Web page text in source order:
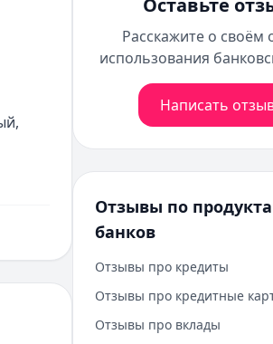
Оставьте
Расскажите о своём
использования
Написать
Отзывы по
банков
Отзывы про кредиты
Отзывы про кредитные
Отзывы про вклады